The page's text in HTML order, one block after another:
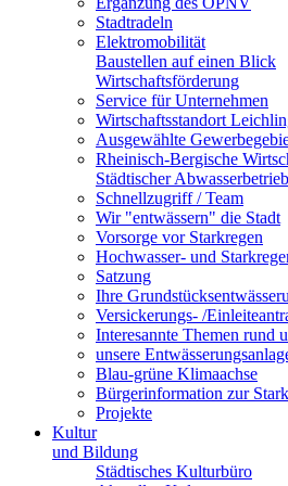
Stadtradeln
Elektromobilität
Baustellen auf einen Blick
Wirtschaftsförderung
Service für Unternehmen
Wirtschaftsstandort
Ausgewählte
Rheinisch-Bergische
Städtischer Abwasserbetrieb
Schnellzugriff / Team
Wir "entwässern" die Stadt
Vorsorge vor Starkregen
Hochwasser- und
Satzung
Ihre
Versickerungs- /
Interesannte Themen rund
unsere
Blau-grüne Klimaachse
Bürgerinformation zur
Projekte
Kultur
und Bildung
Städtisches Kulturbüro